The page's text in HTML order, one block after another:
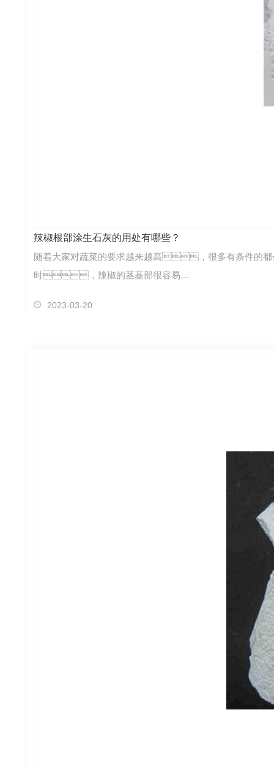
辣椒根部涂生石灰的用处有哪些？
随着大家对蔬菜的要求越来越高，很多有条件的都
时，辣椒的茎基部很容易…
2023-03-20